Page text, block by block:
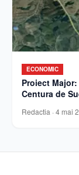
ECONOMIC
Proiect
Centura de
Redactia · 4 mai